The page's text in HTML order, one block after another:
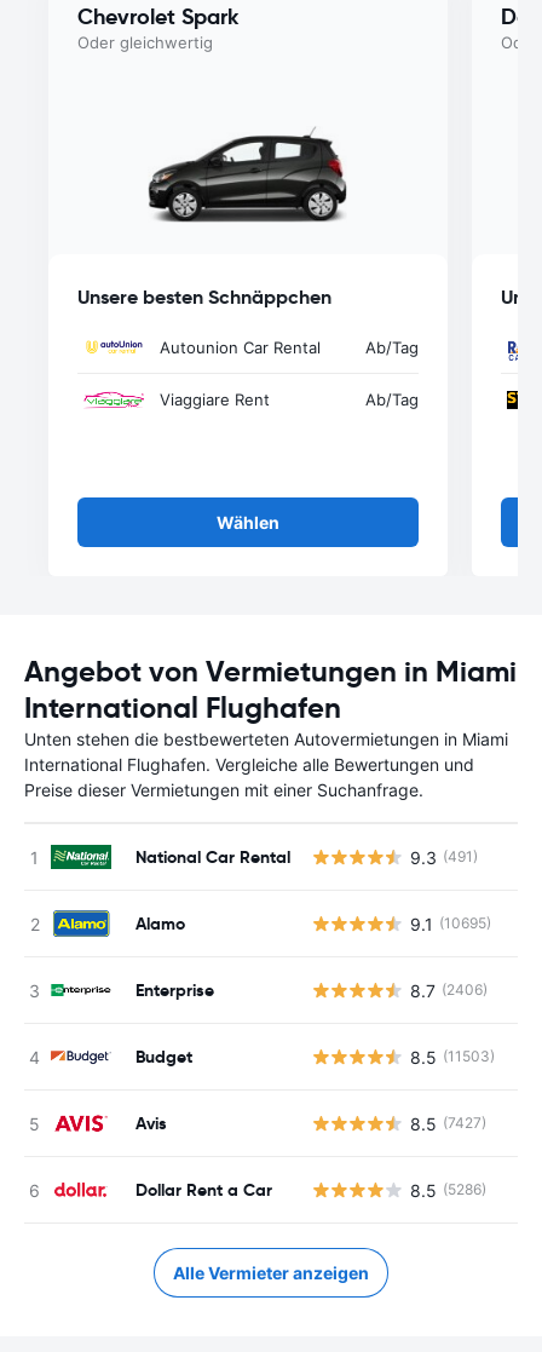
Chevrolet Spark
Oder gleichwertig
Unsere besten Schnäppchen
Autounion Car Rental Ab/Tag
Viaggiare Rent Ab/Tag
Wählen
Angebot von Vermietungen in Miami
International Flughafen
Unten stehen die bestbewerteten Autovermietungen in Miami
International Flughafen. Vergleiche alle Bewertungen und
Preise dieser Vermietungen mit einer Suchanfrage.
National Car Rental 9.3 (491)
Alamo 9.1 (10695)
Enterprise 8.7 (2406)
Budget 8.5 (11503)
Avis 8.5 (7427)
Dollar Rent a Car 8.5 (5286)
Alle Vermieter anzeigen